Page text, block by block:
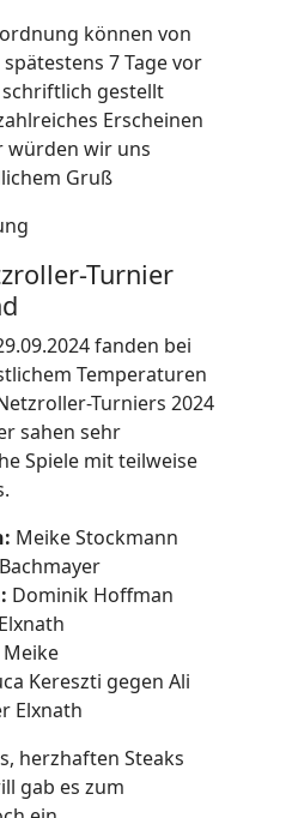
können von
7 Tage vor
gestellt
Erscheinen
würden wir uns
Gruß
Turnier
fanden bei
Temperaturen
Turniers 2024
sahen sehr
Spiele mit teilweise
Meike Stockmann
Dominik Hoffman
Meike
Kereszti gegen Ali
Elxnath
herzhaften Steaks
gab es zum